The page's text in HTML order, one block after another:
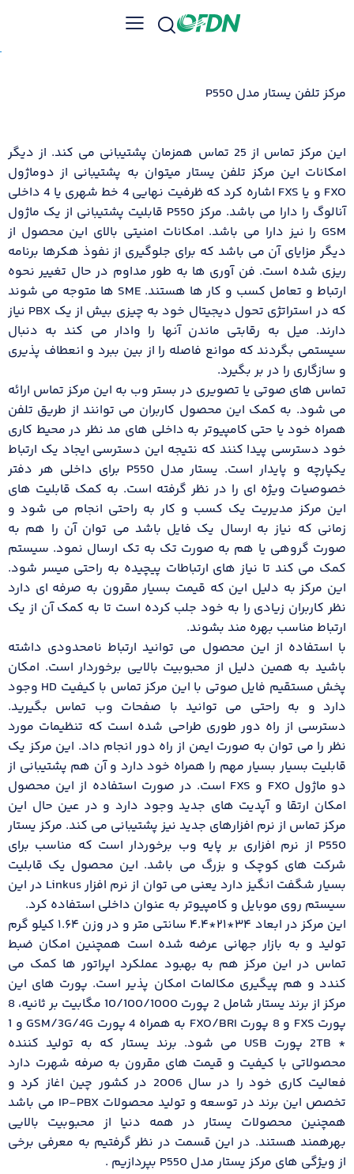
مرکز تلفن یستار مدل P550
این مرکز تماس از 25 تماس همزمان پشتیبانی می کند. از دیگر
امکانات این مرکز تلفن یستار میتوان به پشتیبانی از دوماژول
FXO و یا FXS اشاره کرد که ظرفیت نهایی 4 خط شهری یا 4 داخلی
آنالوگ را دارا می باشد. مرکز P550 قابلیت پشتیبانی از یک ماژول
GSM را نیز دارا می باشد. امکانات امنیتی بالای این محصول از
دیگر مزایای آن می باشد که برای جلوگیری از نفوذ هکرها برنامه
ریزی شده است. فن آوری ها به طور مداوم در حال تغییر نحوه
ارتباط و تعامل کسب و کار ها هستند. SME ها متوجه می شوند
که در استراتژی تحول دیجیتال خود به چیزی بیش از یک PBX نیاز
دارند. میل به رقابتی ماندن آنها را وادار می کند به دنبال
سیستمی بگردند که موانع فاصله را از بین ببرد و انعطاف پذیری
و سازگاری را در بر بگیرد.
تماس های صوتی یا تصویری در بستر وب به این مرکز تماس ارائه
می شود. به کمک این محصول کاربران می توانند از طریق تلفن
همراه خود یا حتی کامپیوتر به داخلی های مد نظر در محیط کاری
خود دسترسی پیدا کنند که نتیجه این دسترسی ایجاد یک ارتباط
یکپارچه و پایدار است. یستار مدل P550 برای داخلی هر دفتر
خصوصیات ویژه ای را در نظر گرفته است. به کمک قابلیت های
این مرکز مدیریت یک کسب و کار به راحتی انجام می شود و
زمانی که نیاز به ارسال یک فایل باشد می توان آن را هم به
صورت گروهی یا هم به صورت تک به تک ارسال نمود. سیستم
کمک می کند تا نیاز های ارتباطات پیچیده به راحتی میسر شود.
این مرکز به دلیل این که قیمت بسیار مقرون به صرفه ای دارد
نظر کاربران زیادی را به خود جلب کرده است تا به کمک آن از یک
ارتباط مناسب بهره مند بشوند.
با استفاده از این محصول می توانید ارتباط نامحدودی داشته
باشید به همین دلیل از محبوبیت بالایی برخوردار است. امکان
پخش مستقیم فایل صوتی با این مرکز تماس با کیفیت HD وجود
دارد و به راحتی می توانید با صفحات وب تماس بگیرید.
دسترسی از راه دور طوری طراحی شده است که تنظیمات مورد
نظر را می توان به صورت ایمن از راه دور انجام داد. این مرکز یک
قابلیت بسیار بسیار مهم را همراه خود دارد و آن هم پشتیبانی از
دو ماژول FXO و FXS است. در صورت استفاده از این محصول
امکان ارتقا و آپدیت های جدید وجود دارد و در عین حال این
مرکز تماس از نرم افزارهای جدید نیز پشتیبانی می کند. مرکز یستار
P550 از نرم افزاری بر پایه وب برخوردار است که مناسب برای
شرکت های کوچک و بزرگ می باشد. این محصول یک قابلیت
بسیار شگفت انگیز دارد یعنی می توان از نرم افزار Linkus در این
سیستم روی موبایل و کامپیوتر به عنوان داخلی استفاده کرد.
این مرکز در ابعاد ۳۴*۲۱*۴.۴ سانتی‌ متر و در وزن ۱.۶۴ کیلو گرم
تولید و به بازار جهانی عرضه شده است همچنین امکان ضبط
تماس در این مرکز هم به بهبود عملکرد اپراتور ها کمک می
کندد و هم پیگیری مکالمات امکان پذیر است. پورت های این
مرکز از برند یستار شامل 2 پورت 10/100/1000 مگابیت بر ثانیه، 8
پورت FXS و 8 پورت FXO/BRI به همراه 4 پورت GSM/3G/4G و 1
* 2TB پورت USB می شود. برند یستار که به تولید کننده
محصولاتی با کیفیت و قیمت های مقرون به صرفه شهرت دارد
فعالیت کاری خود را در سال 2006 در کشور چین اغاز کرد و
تخصص این برند در توسعه و تولید محصولات IP-PBX می باشد
همچنین محصولات یستار در همه دنیا از محبوبیت بالایی
بهرهمند هستند. در این قسمت در نظر گرفتیم به معرفی برخی
از ویژگی های مرکز یستار مدل P550 بپردازیم .